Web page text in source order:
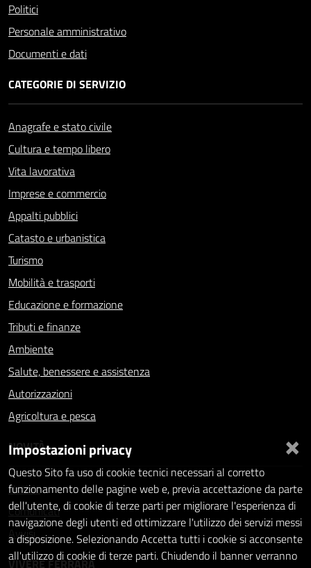
Politici
Personale amministrativo
Documenti e dati
CATEGORIE DI SERVIZIO
Anagrafe e stato civile
Cultura e tempo libero
Vita lavorativa
Imprese e commercio
Appalti pubblici
Catasto e urbanistica
Turismo
Mobilità e trasporti
Educazione e formazione
Tributi e finanze
Ambiente
Salute, benessere e assistenza
Autorizzazioni
Agricoltura e pesca
NOVITÀ
Notizie
Comunicati
Avvisi
VIVERE FERRARA
×
Impostazioni privacy
Questo Sito fa uso di cookie tecnici necessari al corretto
funzionamento delle pagine web e, previa accettazione da parte
dell'utente, di cookie di terze parti per migliorare l'esperienza di
navigazione degli utenti ed ottimizzare l'utilizzo dei servizi messi
a disposizione. Selezionando Accetta tutti i cookie si acconsente
all'utilizzo di cookie di terze parti. Chiudendo il banner verranno